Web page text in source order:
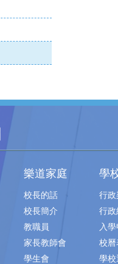
樂道家庭
校長的話
校長簡介
教職員
家長教師會
學生會
學
行政
行政
入
校曆
學校